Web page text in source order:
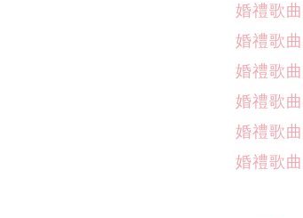
婚禮歌
婚禮歌
婚禮歌
婚禮歌
婚禮歌
婚禮歌